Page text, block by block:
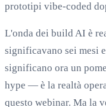
prototipi vibe-coded
L'onda dei build AI è
significavano sei mesi
significano ora un
hype — è la realtà
questo webinar. Ma la